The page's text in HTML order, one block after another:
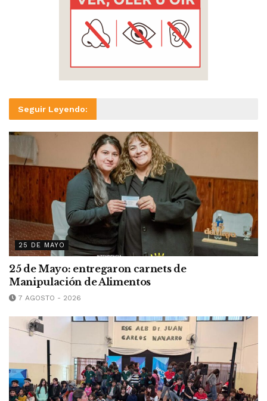
Seguir Leyendo:
25 DE MAYO
25 de Mayo: entregaron carnets de
Manipulación de Alimentos
7 AGOSTO - 2026